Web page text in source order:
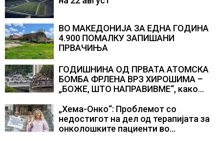
ВО МАКЕДОНИЈА ЗА ЕДНА ГОДИНА
4.900 ПОМАЛКУ ЗАПИШАНИ
ПРВАЧИЊА
ГОДИШНИНА ОД ПРВАТА АТОМСКА
БОМБА ФРЛЕНА ВРЗ ХИРОШИМА –
„БОЖЕ, ШТО НАПРАВИВМЕ“, како
Геј“ и учесниците во
бомбардирањето го доживуваа овој
настан што го промени текот на
„Хема-Онко“: Проблемот со
недостигот на дел од терапијата за
онколошките пациенти во